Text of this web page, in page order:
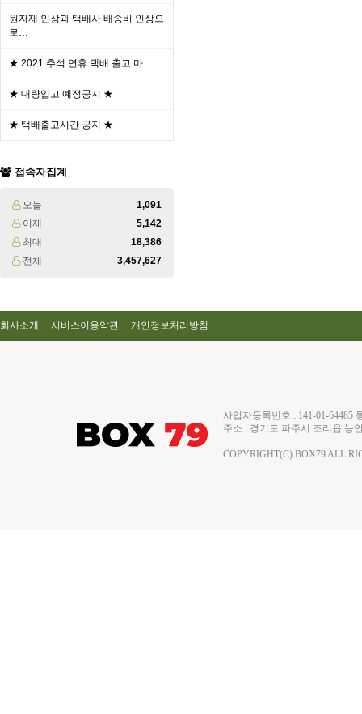
원자재 인상과 택배사 배송비 인상으
로…
★ 2021 추석 연휴 택배 출고 마…
★ 대량입고 예정공지 ★
★ 택배출고시간 공지 ★
접속자집계
오늘
1,091
어제
5,142
최대
18,386
전체
3,457,627
회사소개 서비스이용약관 개인정보처리방침
사업자등록번호 : 141-01-
주소 : 경기도 파주시 조리읍 능
COPYRIGHT(C) BOX79 ALL